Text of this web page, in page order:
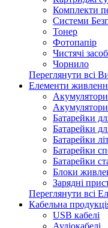
Комплекти
Системи
Тонер
Фотопапір
Чистячі
Чорнило
Переглянути всі
Елементи
Акумулятори
Акумулятори
Батарейки
Батарейки
Батарейки
Батарейки
Батарейки
Блоки
Зарядні
Переглянути всі
Кабельна
USB кабелі
Аудіокабелі